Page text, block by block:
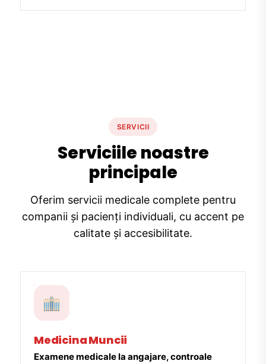
SERVICII
Serviciile noastre
principale
Oferim servicii medicale complete pentru
companii și pacienți individuali, cu accent pe
calitate și accesibilitate.
Medicina Muncii
Examene medicale la angajare, controale